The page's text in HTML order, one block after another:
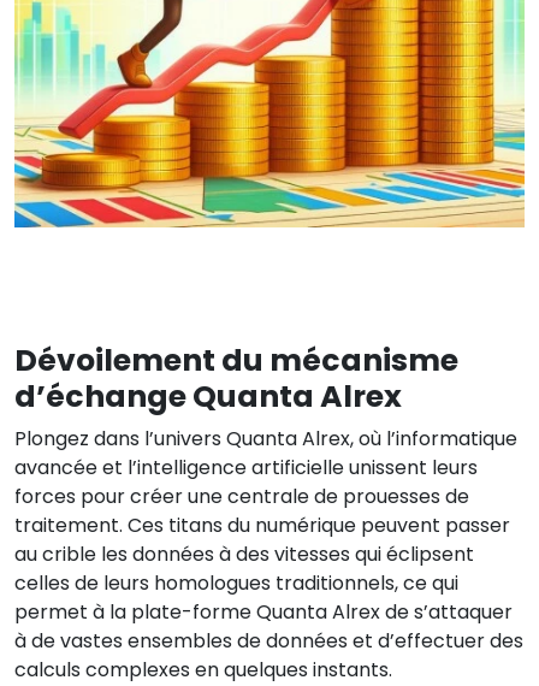
Dévoilement du mécanisme
d’échange Quanta Alrex
Plongez dans l’univers Quanta Alrex, où l’informatique
avancée et l’intelligence artificielle unissent leurs
forces pour créer une centrale de prouesses de
traitement. Ces titans du numérique peuvent passer
au crible les données à des vitesses qui éclipsent
celles de leurs homologues traditionnels, ce qui
permet à la plate-forme Quanta Alrex de s’attaquer
à de vastes ensembles de données et d’effectuer des
calculs complexes en quelques instants.